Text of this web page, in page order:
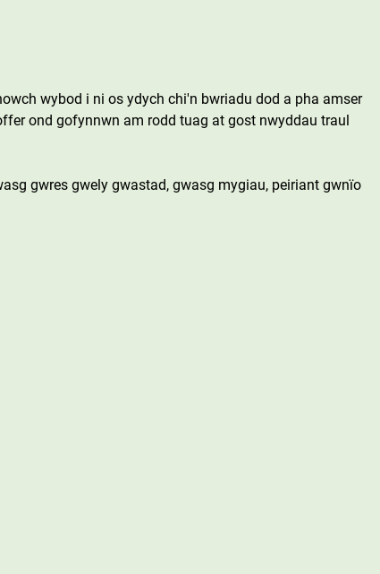
wybod i ni os ydych chi'n bwriadu dod a pha amser
ond gofynnwn am rodd tuag at gost nwyddau traul
gwres gwely gwastad, gwasg mygiau, peiriant gwnïo